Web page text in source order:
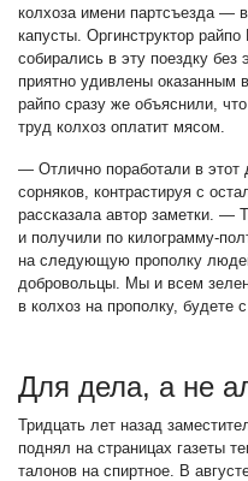
колхоза имени партсъезда —
капусты. Оргинструктор
собирались в эту поездку без
приятно удивлены оказанным
райпо сразу же объяснили,
труд колхоз оплатит мясом.
— Отлично поработали в этот
сорняков, контрастируя с
рассказала автор заметки. —
и получили по килограмму-
на следующую прополку
добровольцы. Мы и всем
в колхоз на прополку, будете
Для дела, а не
Тридцать лет назад
поднял на страницах газеты
талонов на спиртное. В